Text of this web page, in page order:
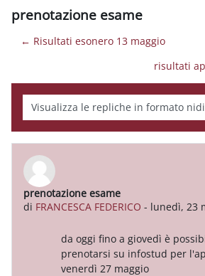
prenotazione esame
← Risultati esonero 13 maggio
risultati
Modalità visualizzazione
prenotazione esame
di FRANCESCA FEDERICO - lunedì, 23
Numero di risposte: 0
da oggi fino a giovedì è
prenotarsi su infostud per
venerdì 27 maggio